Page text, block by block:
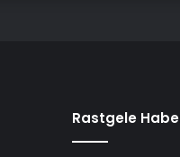
Rastgele